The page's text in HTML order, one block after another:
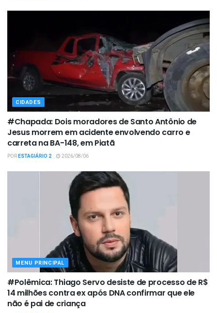
CIDADES
#Chapada: Dois moradores de Santo Antônio de
Jesus morrem em acidente envolvendo carro e
carreta na BA-148, em Piatã
PORESTAGIÁRIO 2 2026/08/06
MENU PRINCIPAL
#Polêmica: Thiago Servo desiste de processo de R$
14 milhões contra ex após DNA confirmar que ele
não é pai de criança